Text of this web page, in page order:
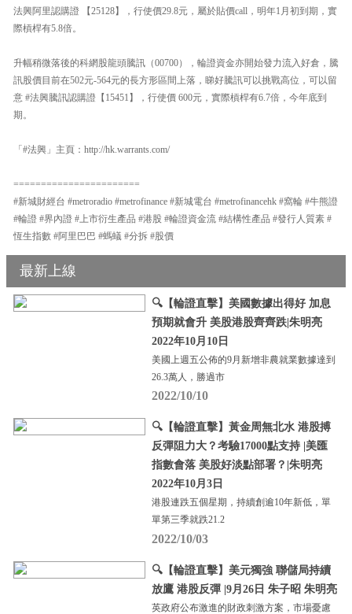
法興阿里認購證 【25128】，行使價29.8元，屬於貼價call，明年1月初到期，實
際槓桿有5.8倍。
升幅稍微落後的科網股龍頭騰訊（00700），輪證資金亦開始發力流入好倉，騰
訊股價目前在502元-564元的長方形區間上落，睇好騰訊可以挑戰高位，可以留
意 #法興騰訊認購證【15451】，行使價 600元，實際槓桿有6.7倍，今年底到
期。
「#法興」主頁：http://hk.warrants.com/
=======================
#新城財經台 #metroradio #metrofinance #新城電台 #metrofinancehk #窩輪 #牛熊證
#輪證 #界內證 #上市衍生產品 #港股 #輪證資金流 #結構性產品 #發行人質素 #
恆生指數 #阿里巴巴 #螞蟻 #分拆 #股價
最新上線
🔍【輪證直擊】美國數據出得好 加息
預期就會升 美股港股齊齊跌|朱明亮
2022年10月10日
美國上週五公佈的9月新增非農就業數據達到
26.3萬人，勝過市
2022/10/10
🔍【輪證直擊】黃金周無北水 港股搏
反彈阻力大？考驗17000點支持 |美匯
指數會落 美股好淡點部署？|朱明亮
2022年10月3日
港股連跌五個星期，持續創逾10年新低，單
單第三季就跌21.2
2022/10/03
🔍【輪證直擊】美元獨強 聯儲局持續
放鷹 港股反彈 |9月26日 朱子昭 朱明亮
英政府公布激進的財政刺激方案，市場憂慮